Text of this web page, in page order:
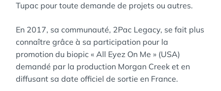
Tupac pour toute demande de projets ou autres.
En 2017, sa communauté, 2Pac Legacy, se fait plus
connaître grâce à sa participation pour la
promotion du biopic « All Eyez On Me » (USA)
demandé par la production Morgan Creek et en
diffusant sa date officiel de sortie en France.